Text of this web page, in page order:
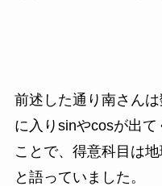
前述した通り南さん
に入りsinやcosが出
ことで、得意科目は
と語っていました。